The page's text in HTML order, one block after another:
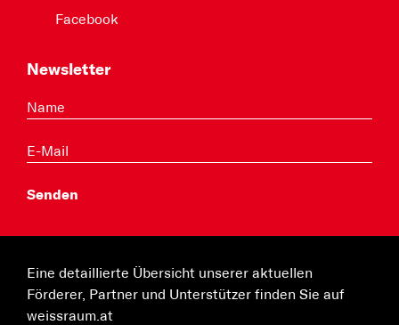
Facebook
Newsletter
Eine detaillierte Übersicht unserer aktuellen
Förderer, Partner und Unterstützer finden Sie auf
weissraum.at